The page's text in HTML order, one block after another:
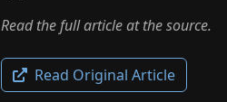
Read the full article at the source.
Read Original Article